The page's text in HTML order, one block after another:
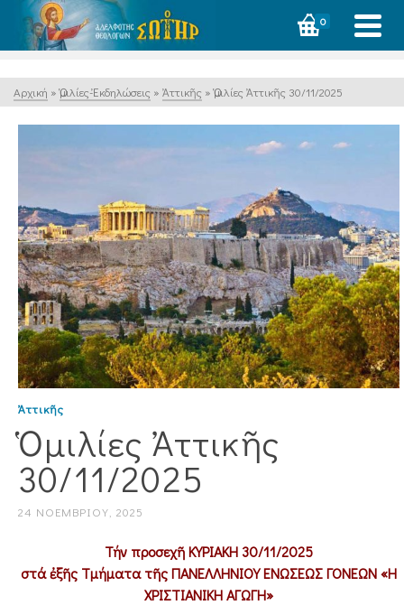
0
Αρχική » Ὁμιλίες-Ἐκδηλώσεις » Ἀττικῆς » Ὁμιλίες Ἀττικῆς 30/11/2025
Ἀττικῆς
Ὁμιλίες Ἀττικῆς
30/11/2025
24 ΝΟΕΜΒΡΊΟΥ, 2025
Τήν προσεχῆ ΚΥΡΙΑΚΗ 30/11/2025
στά ἐξῆς Τμήματα τῆς ΠΑΝΕΛΛΗΝΙΟΥ ΕΝΩΣΕΩΣ ΓΟΝΕΩΝ «Η
ΧΡΙΣΤΙΑΝΙΚΗ ΑΓΩΓΗ»